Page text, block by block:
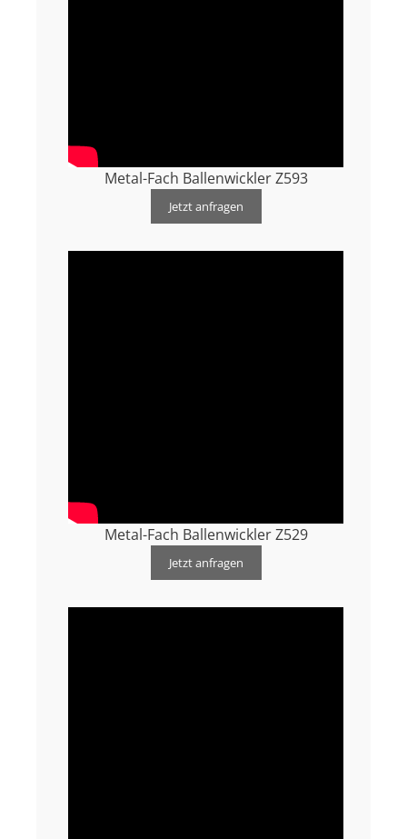
Metal-Fach Ballenwickler Z593
Jetzt anfragen
Metal-Fach Ballenwickler Z529
Jetzt anfragen